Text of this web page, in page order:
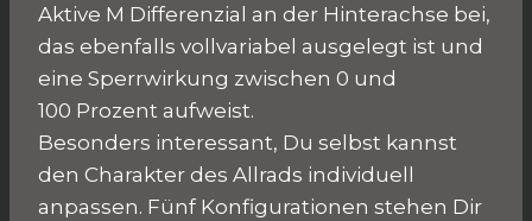
Aktive M Differenzial an der Hinterachse bei,
das ebenfalls vollvariabel ausgelegt ist und
eine Sperrwirkung zwischen 0 und
100 Prozent aufweist.
Besonders interessant, Du selbst kannst
den Charakter des Allrads individuell
anpassen. Fünf Konfigurationen stehen Dir